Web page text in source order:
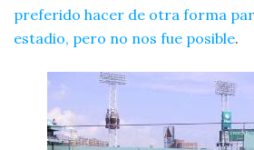
preferido hacer de otra forma
estadio, pero no nos fue posible.